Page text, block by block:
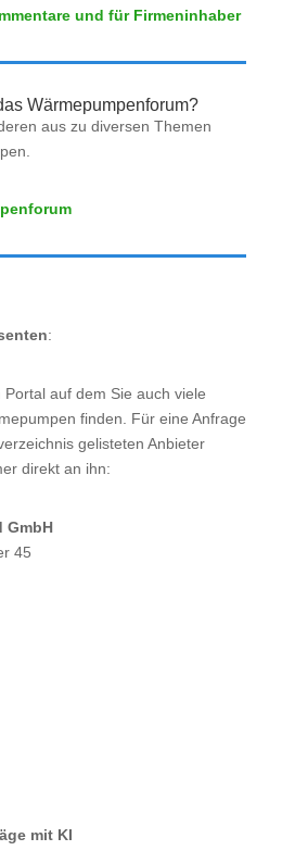
und für Firmeninhaber
Wärmepumpenforum?
aus zu diversen Themen
:
auf dem Sie auch viele
finden. Für eine Anfrage
gelisteten Anbieter
direkt an ihn:
GmbH
45
mit KI